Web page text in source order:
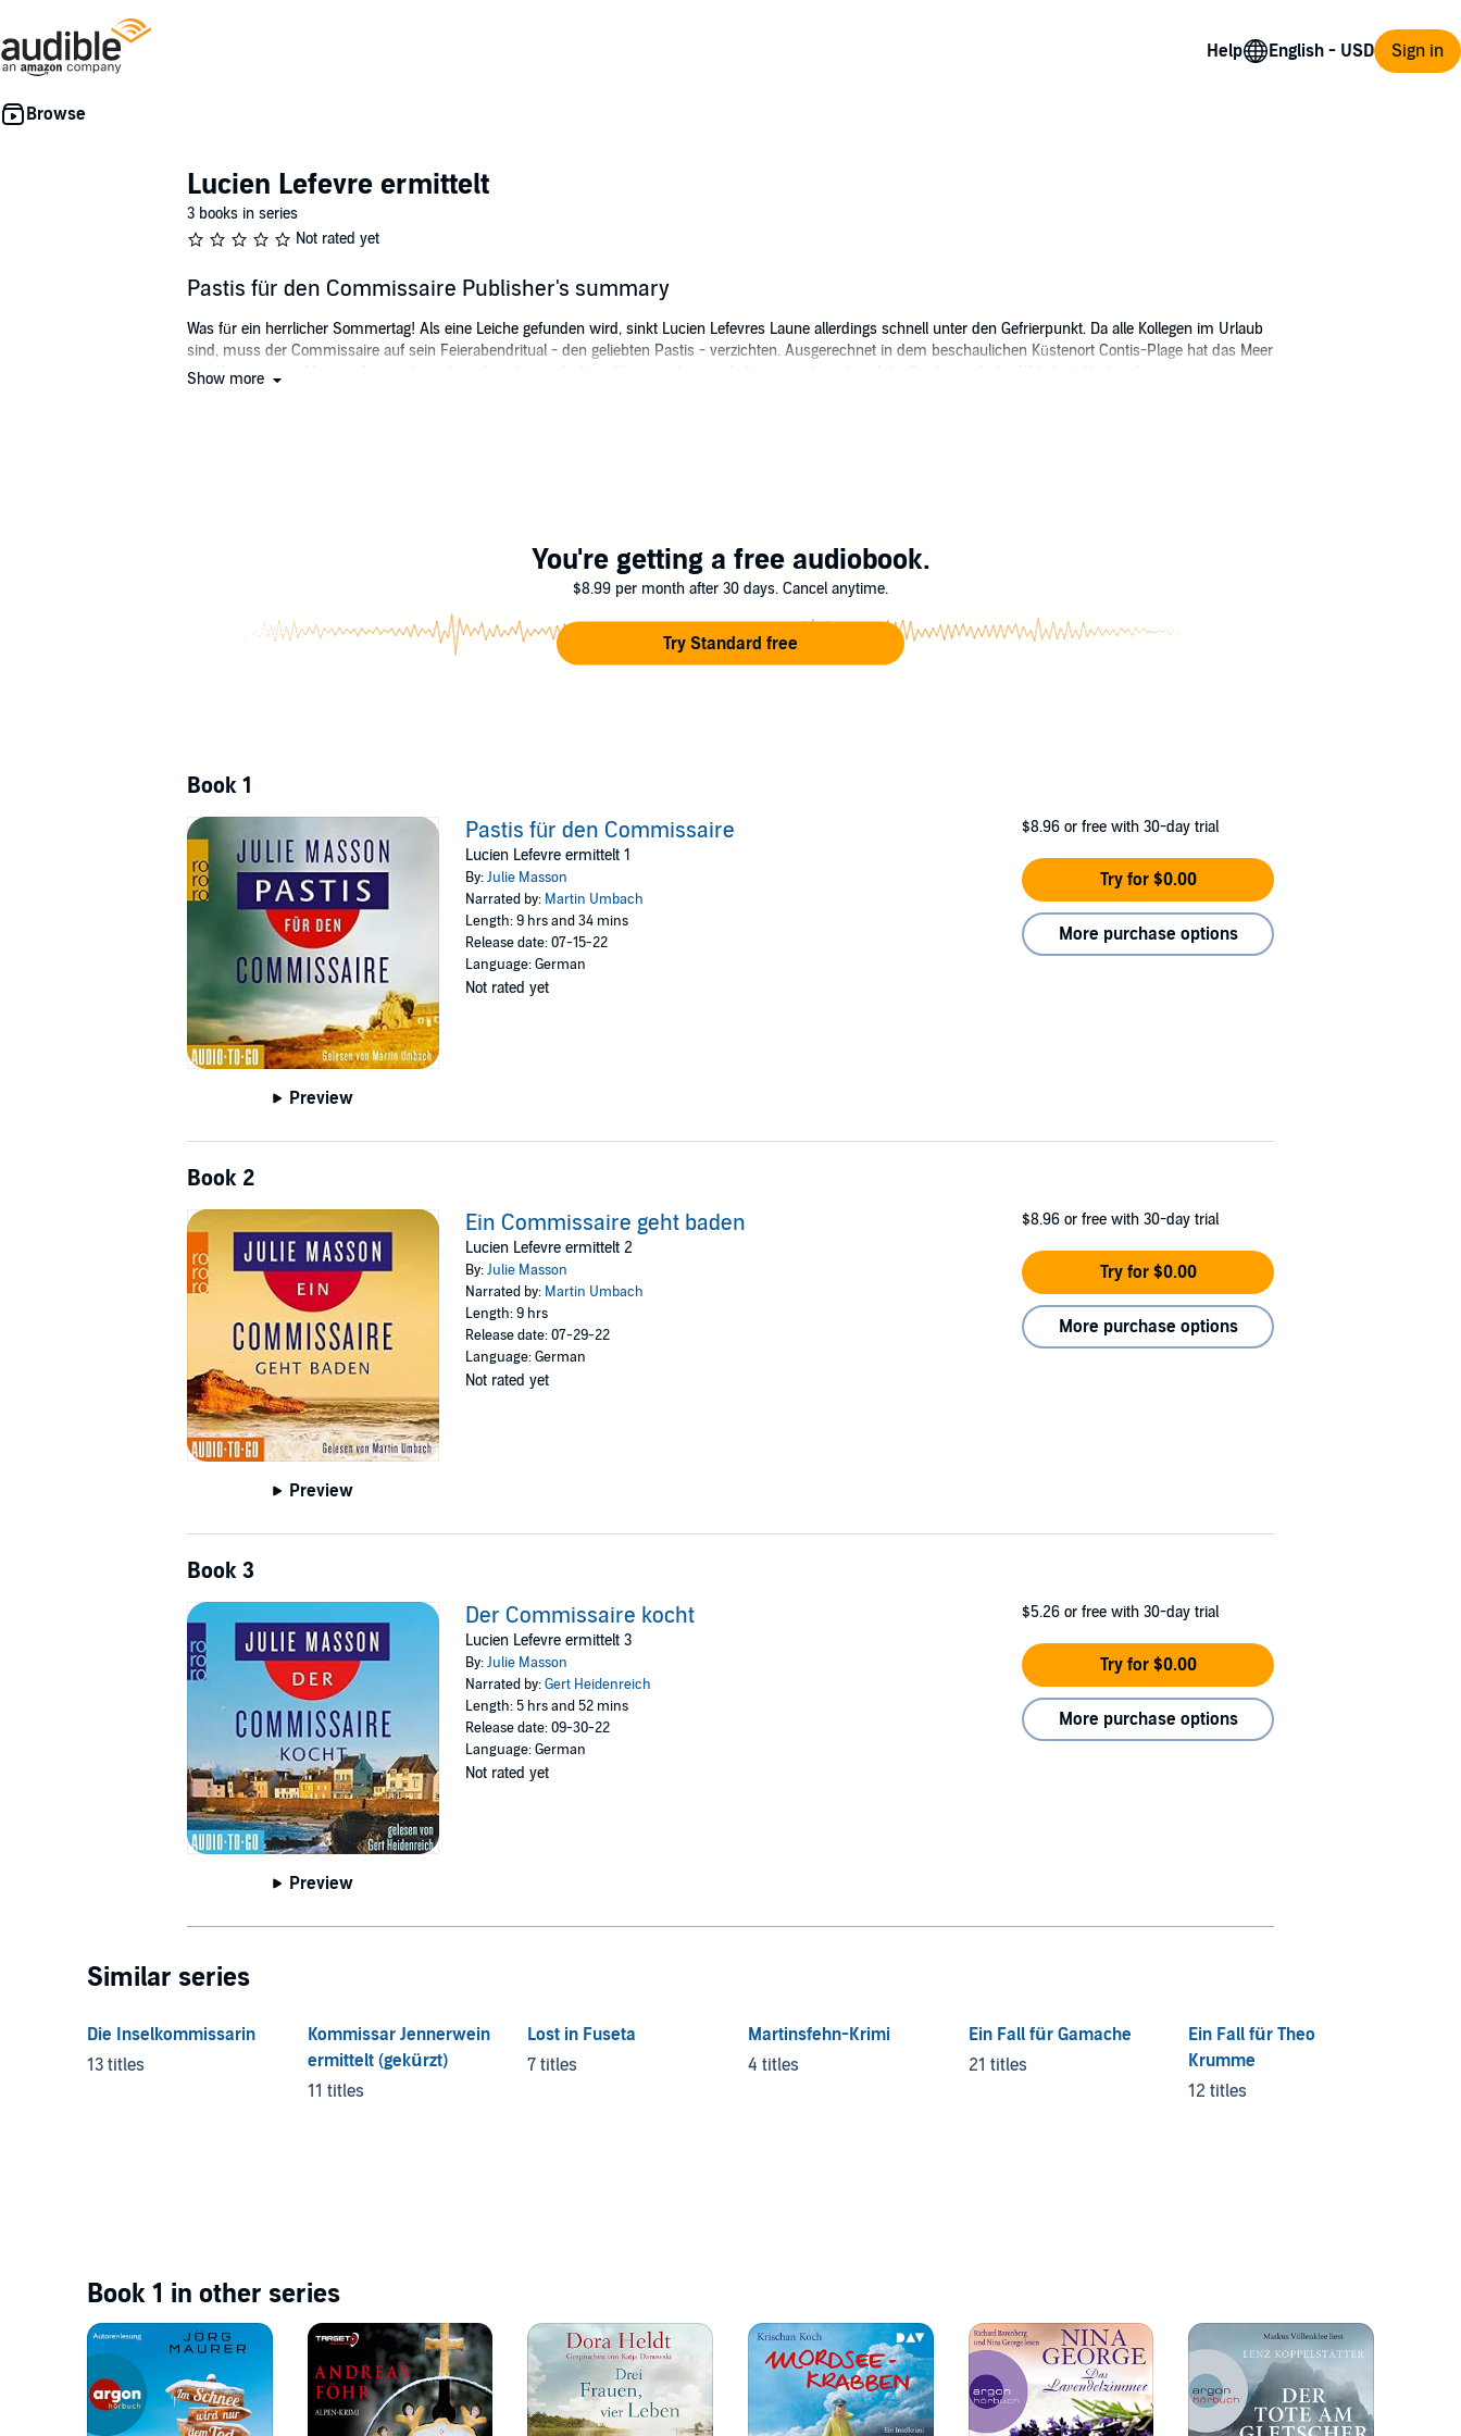
Help Sign in
Lucien Lefevre ermittelt
3 books in series
Not rated yet
Pastis für den Commissaire Publisher's summary
Was für ein herrlicher Sommertag! Als eine Leiche gefunden wird, sinkt Lucien Lefevres Laune allerdings schnell unter den Gefrierpunkt. Da alle Kollegen im Urlaub
sind, muss der Commissaire auf sein Feierabendritual - den geliebten Pastis - verzichten. Ausgerechnet in dem beschaulichen Küstenort Contis-Plage hat das Meer
den Körper eines Mannes freigegeben, der erkennbar nicht freiwillig gestorben ist. Lefevre macht sich auf die Suche nach der Wahrheit. Und steht einer
Show more
You're getting a free audiobook.
$8.99 per month after 30 days. Cancel anytime.
Try Standard free
Book 1
Preview
Pastis für den Commissaire
Lucien Lefevre ermittelt 1
By:Julie Masson
Narrated by: Martin Umbach
Length: 9 hrs and 34 mins
Release date: 07-15-22
Language: German
Not rated yet
$8.96 or free with 30-day trial
Try for $0.00
More purchase options
Book 2
Preview
Ein Commissaire geht baden
Lucien Lefevre ermittelt 2
By:Julie Masson
Narrated by: Martin Umbach
Length: 9 hrs
Release date: 07-29-22
Language: German
Not rated yet
$8.96 or free with 30-day trial
Try for $0.00
More purchase options
Book 3
Preview
Der Commissaire kocht
Lucien Lefevre ermittelt 3
By:Julie Masson
Narrated by:Gert Heidenreich
Length: 5 hrs and 52 mins
Release date: 09-30-22
Language: German
Not rated yet
$5.26 or free with 30-day trial
Try for $0.00
More purchase options
Similar series
Die Inselkommissarin
13 titles
Kommissar Jennerwein
ermittelt (gekürzt)
11 titles
Lost in Fuseta
7 titles
Martinsfehn-Krimi
4 titles
Ein Fall für Gamache
21 titles
Ein Fall für Theo
Krumme
12 titles
Book 1 in other series